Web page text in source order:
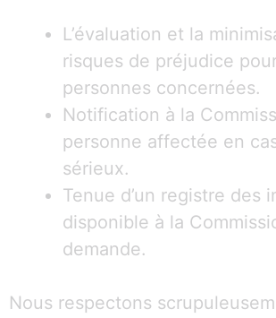
L’évaluation et la
risques de préjudice
personnes concernées.
Notification à la
personne affectée en
sérieux.
Tenue d’un registre des
disponible à la
demande.
Nous respectons